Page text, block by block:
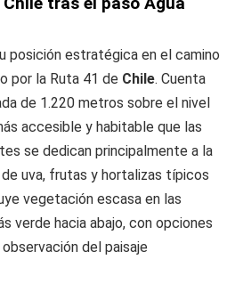
posición estratégica en el camino
por la Ruta 41 de Chile. Cuenta
de 1.220 metros sobre el nivel
accesible y habitable que las
se dedican principalmente a la
uva, frutas y hortalizas típicos
vegetación escasa en las
verde hacia abajo, con opciones
del paisaje